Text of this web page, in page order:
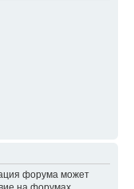
форума может